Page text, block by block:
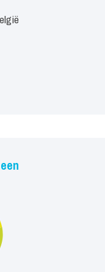
met de andere
voor meer